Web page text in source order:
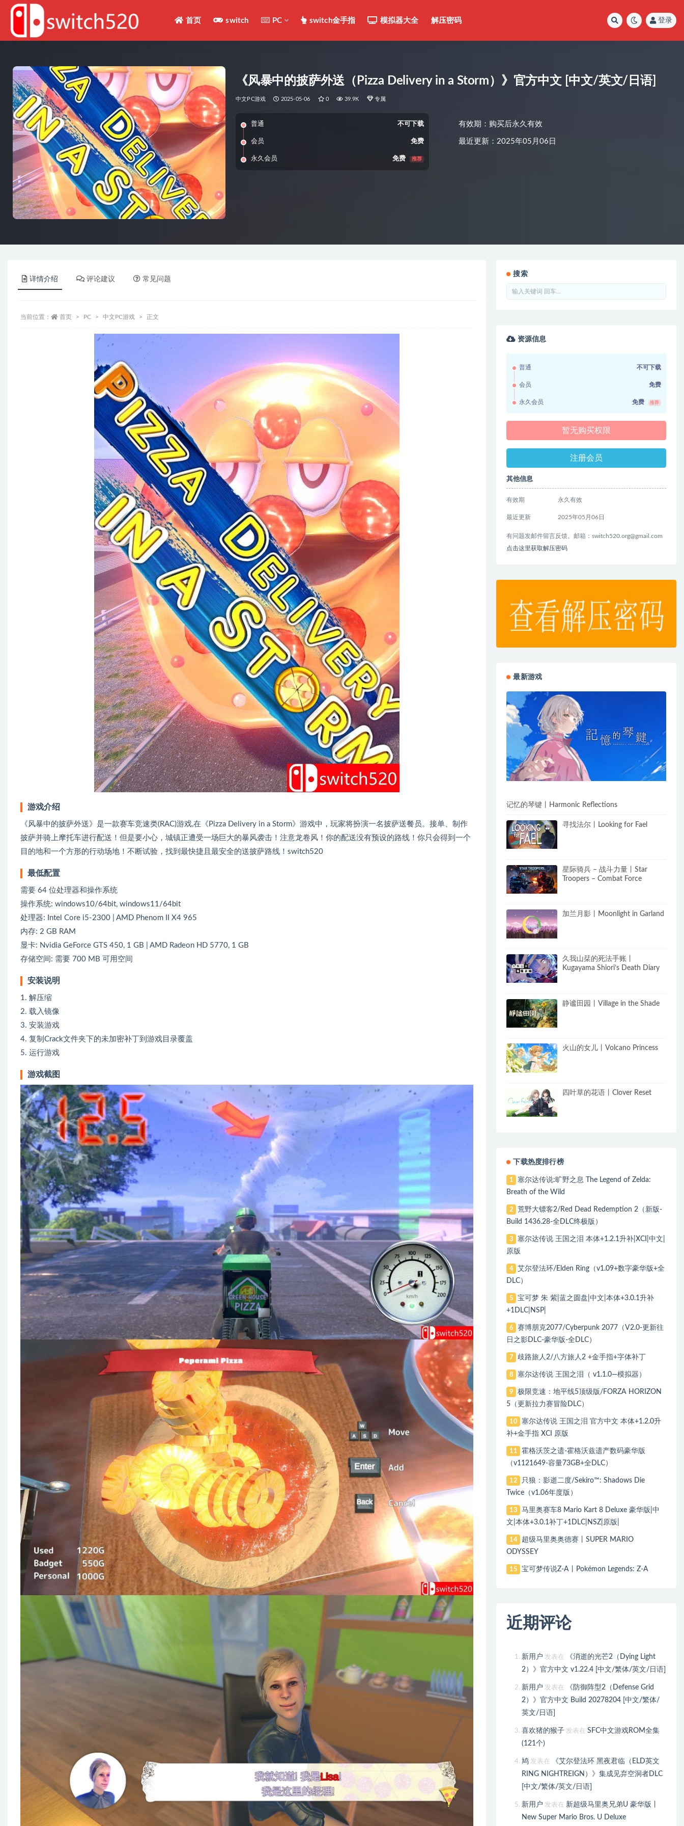
首页 switch PC switch金手指 模拟器大全 解压密码 登录
《风暴中的披萨外送（Pizza Delivery in a Storm）》官方中文 [中文/英文/日语]
中文PC游戏 2025-05-06 0 39.9K 专属
普通 不可下载
会员 免费
永久会员 免费 推荐
有效期：购买后永久有效
最近更新：2025年05月06日
详情介绍 评论建议 常见问题
当前位置： 首页 PC 中文PC游戏 正文
游戏介绍
《风暴中的披萨外送》是一款赛车竞速类(RAC)游戏,在《Pizza Delivery in a Storm》游戏中，玩家将扮演一名披萨送餐员。接单、制作
披萨并骑上摩托车进行配送！但是要小心，城镇正遭受一场巨大的暴风袭击！注意龙卷风！你的配送没有预设的路线！你只会得到一个
目的地和一个方形的行动场地！不断试验，找到最快捷且最安全的送披萨路线！switch520
最低配置
需要 64 位处理器和操作系统
操作系统: windows10/64bit, windows11/64bit
处理器: Intel Core i5-2300 | AMD Phenom II X4 965
内存: 2 GB RAM
显卡: Nvidia GeForce GTS 450, 1 GB | AMD Radeon HD 5770, 1 GB
存储空间: 需要 700 MB 可用空间
安装说明
1. 解压缩
2. 载入镜像
3. 安装游戏
4. 复制Crack文件夹下的未加密补丁到游戏目录覆盖
5. 运行游戏
游戏截图
搜索
资源信息
普通 不可下载
会员 免费
永久会员 免费 推荐
暂无购买权限
注册会员
其他信息
有效期 永久有效
最近更新 2025年05月06日
有问题发邮件留言反馈。邮箱：switch520.org@gmail.com
点击这里获取解压密码
最新游戏
记忆的琴键丨Harmonic Reflections
寻找法尔丨Looking for Fael
星际骑兵 – 战斗力量丨Star
Troopers – Combat Force
加兰月影丨Moonlight in Garland
久我山栞的死法手账丨
Kugayama Shiori’s Death Diary
静谧田园丨Village in the Shade
火山的女儿丨Volcano Princess
四叶草的花语丨Clover Reset
下载热度排行榜
1
塞尔达传说:旷野之息 The Legend of Zelda:
Breath of the Wild
2
荒野大镖客2/Red Dead Redemption 2（新版-
Build 1436.28-全DLC终极版）
3
塞尔达传说 王国之泪 本体+1.2.1升补|XCI|中文|
原版
4
艾尔登法环/Elden Ring（v1.09+数字豪华版+全
DLC）
5
宝可梦 朱 紫|蓝之圆盘|中文|本体+3.0.1升补
+1DLC|NSP|
6
赛博朋克2077/Cyberpunk 2077（V2.0-更新往
日之影DLC-豪华版-全DLC）
7 歧路旅人2/八方旅人2 +金手指+字体补丁
8 塞尔达传说 王国之泪（ v1.1.0—模拟器）
9
极限竞速：地平线5顶级版/FORZA HORIZON
5（更新拉力赛冒险DLC）
10
塞尔达传说 王国之泪 官方中文 本体+1.2.0升
补+金手指 XCI 原版
11
霍格沃茨之遗-霍格沃兹遗产数码豪华版
（v1121649-容量73GB+全DLC）
12
只狼：影逝二度/Sekiro™: Shadows Die
Twice（v1.06年度版）
13
马里奥赛车8 Mario Kart 8 Deluxe 豪华版|中
文|本体+3.0.1补丁+1DLC|NSZ|原版|
14
超级马里奥奥德赛丨SUPER MARIO
ODYSSEY
15 宝可梦传说Z-A丨Pokémon Legends: Z-A
近期评论
新用户 发表在
《消逝的光芒2（Dying Light
2）》官方中文 v1.22.4 [中文/繁体/英文/日语]
新用户 发表在
《防御阵型2（Defense Grid
2）》官方中文 Build 20278204 [中文/繁体/
英文/日语]
喜欢猪的猴子 发表在SFC中文游戏ROM全集
(121个)
鸠 发表在
《艾尔登法环 黑夜君临（ELD英文
RING NIGHTREIGN）》集成见弃空洞者DLC
[中文/繁体/英文/日语]
新用户 发表在 新超级马里奥兄弟U 豪华版丨
New Super Mario Bros. U Deluxe